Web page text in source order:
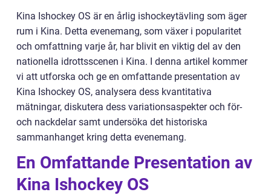
Kina Ishockey OS är en årlig ishockeytävling som äger
rum i Kina. Detta evenemang, som växer i popularitet
och omfattning varje år, har blivit en viktig del av den
nationella idrottsscenen i Kina. I denna artikel kommer
vi att utforska och ge en omfattande presentation av
Kina Ishockey OS, analysera dess kvantitativa
mätningar, diskutera dess variationsaspekter och för-
och nackdelar samt undersöka det historiska
sammanhanget kring detta evenemang.
En Omfattande Presentation av
Kina Ishockey OS